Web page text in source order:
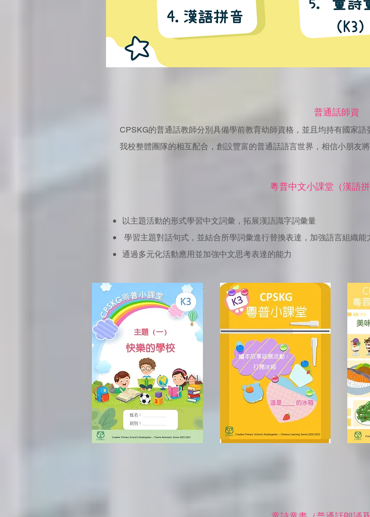
普通話師資
CPSKG的普通話教師分別具備學前教育幼師資格，並且均持有國家語
我校整體團隊的相互配合，創設豐富的普通話語言世界，相信小朋友
粵普中文小課堂（漢語拼
以主題活動的形式學習中文詞彙，拓展漢語識字詞彙量
學習主題對話句式，並結合所學詞彙進行替換表達，加強語言組織能
通過多元化活動應用並加強中文思考表達的能力